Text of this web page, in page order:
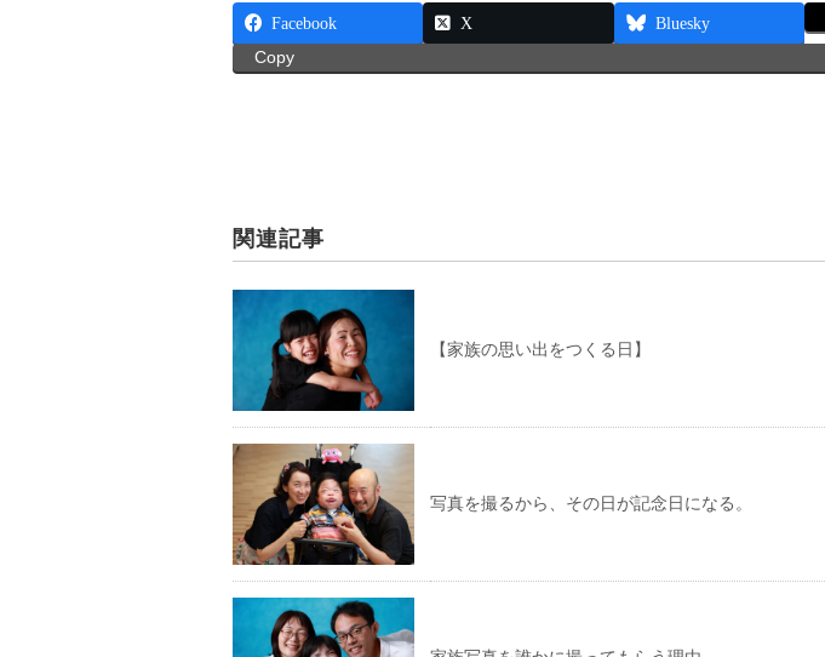
Facebook X Bluesky
Copy
関連記事
【家族の思い出をつくる日】
写真を撮るから、その日が記念日になる。